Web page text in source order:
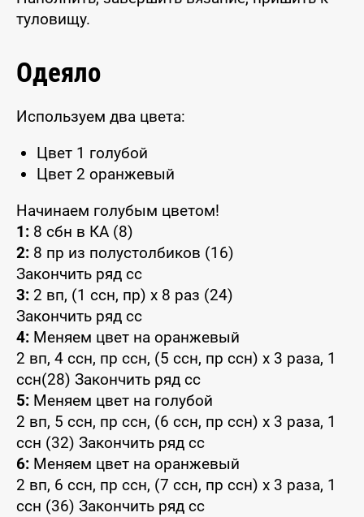
туловищу.
Одеяло
Используем два цвета:
Цвет 1 голубой
Цвет 2 оранжевый
Начинаем голубым цветом!
1: 8 сбн в КА (8)
2: 8 пр из полустолбиков (16)
Закончить ряд сс
3: 2 вп, (1 ссн, пр) x 8 раз (24)
Закончить ряд сс
4: Меняем цвет на оранжевый
2 вп, 4 ссн, пр ссн, (5 ссн, пр ссн) x 3 раза, 1
ссн(28) Закончить ряд сс
5: Меняем цвет на голубой
2 вп, 5 ссн, пр ссн, (6 ссн, пр ссн) x 3 раза, 1
ссн (32) Закончить ряд сс
6: Меняем цвет на оранжевый
2 вп, 6 ссн, пр ссн, (7 ссн, пр ссн) x 3 раза, 1
ссн (36) Закончить ряд сс